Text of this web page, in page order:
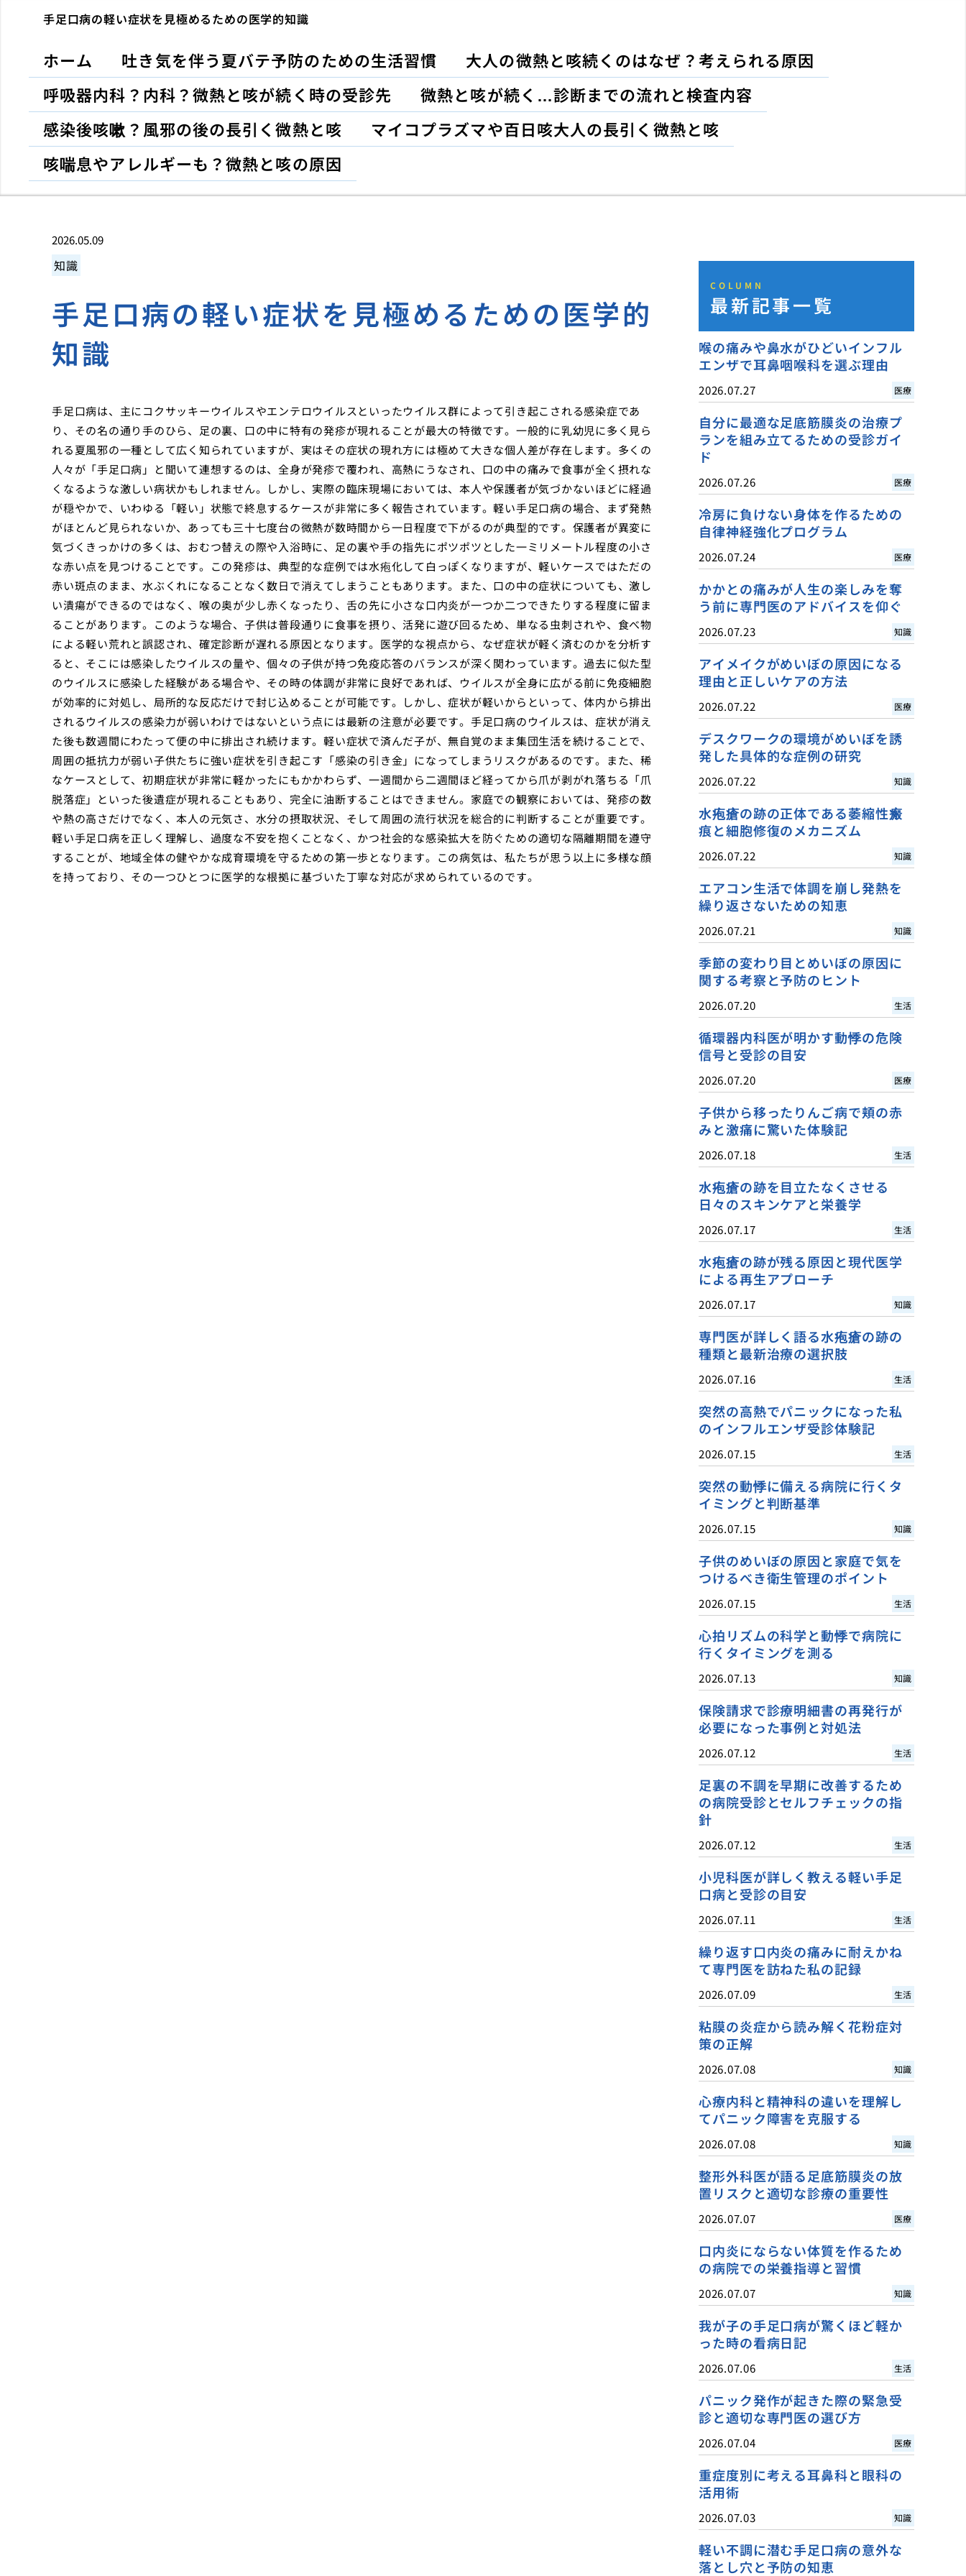
手足口病の軽い症状を見極めるための医学的知識
ホーム 吐き気を伴う夏バテ予防のための生活習慣
大人の微熱と咳続くのはなぜ？考えられる原因
呼吸器内科？内科？微熱と咳が続く時の受診先
微熱と咳が続く…診断までの流れと検査内容
感染後咳嗽？風邪の後の長引く微熱と咳
マイコプラズマや百日咳大人の長引く微熱と咳
咳喘息やアレルギーも？微熱と咳の原因
2026.05.09
知識
手足口病の軽い症状を見極めるための医学的
知識
手足口病は、主にコクサッキーウイルスやエンテロウイルスといったウイルス群によって引き起こされる感染症であ
り、その名の通り手のひら、足の裏、口の中に特有の発疹が現れることが最大の特徴です。一般的に乳幼児に多く見ら
れる夏風邪の一種として広く知られていますが、実はその症状の現れ方には極めて大きな個人差が存在します。多くの
人々が「手足口病」と聞いて連想するのは、全身が発疹で覆われ、高熱にうなされ、口の中の痛みで食事が全く摂れな
くなるような激しい病状かもしれません。しかし、実際の臨床現場においては、本人や保護者が気づかないほどに経過
が穏やかで、いわゆる「軽い」状態で終息するケースが非常に多く報告されています。軽い手足口病の場合、まず発熱
がほとんど見られないか、あっても三十七度台の微熱が数時間から一日程度で下がるのが典型的です。保護者が異変に
気づくきっかけの多くは、おむつ替えの際や入浴時に、足の裏や手の指先にポツポツとした一ミリメートル程度の小さ
な赤い点を見つけることです。この発疹は、典型的な症例では水疱化して白っぽくなりますが、軽いケースではただの
赤い斑点のまま、水ぶくれになることなく数日で消えてしまうこともあります。また、口の中の症状についても、激し
い潰瘍ができるのではなく、喉の奥が少し赤くなったり、舌の先に小さな口内炎が一つか二つできたりする程度に留ま
ることがあります。このような場合、子供は普段通りに食事を摂り、活発に遊び回るため、単なる虫刺されや、食べ物
による軽い荒れと誤認され、確定診断が遅れる原因となります。医学的な視点から、なぜ症状が軽く済むのかを分析す
ると、そこには感染したウイルスの量や、個々の子供が持つ免疫応答のバランスが深く関わっています。過去に似た型
のウイルスに感染した経験がある場合や、その時の体調が非常に良好であれば、ウイルスが全身に広がる前に免疫細胞
が効率的に対処し、局所的な反応だけで封じ込めることが可能です。しかし、症状が軽いからといって、体内から排出
されるウイルスの感染力が弱いわけではないという点には最新の注意が必要です。手足口病のウイルスは、症状が消え
た後も数週間にわたって便の中に排出され続けます。軽い症状で済んだ子が、無自覚のまま集団生活を続けることで、
周囲の抵抗力が弱い子供たちに強い症状を引き起こす「感染の引き金」になってしまうリスクがあるのです。また、稀
なケースとして、初期症状が非常に軽かったにもかかわらず、一週間から二週間ほど経ってから爪が剥がれ落ちる「爪
脱落症」といった後遺症が現れることもあり、完全に油断することはできません。家庭での観察においては、発疹の数
や熱の高さだけでなく、本人の元気さ、水分の摂取状況、そして周囲の流行状況を総合的に判断することが重要です。
軽い手足口病を正しく理解し、過度な不安を抱くことなく、かつ社会的な感染拡大を防ぐための適切な隔離期間を遵守
することが、地域全体の健やかな成育環境を守るための第一歩となります。この病気は、私たちが思う以上に多様な顔
を持っており、その一つひとつに医学的な根拠に基づいた丁寧な対応が求められているのです。
COLUMN
最新記事一覧
喉の痛みや鼻水がひどいインフル
エンザで耳鼻咽喉科を選ぶ理由
2026.07.27 医療
自分に最適な足底筋膜炎の治療プ
ランを組み立てるための受診ガイ
ド
2026.07.26 医療
冷房に負けない身体を作るための
自律神経強化プログラム
2026.07.24 医療
かかとの痛みが人生の楽しみを奪
う前に専門医のアドバイスを仰ぐ
2026.07.23 知識
アイメイクがめいぼの原因になる
理由と正しいケアの方法
2026.07.22 医療
デスクワークの環境がめいぼを誘
発した具体的な症例の研究
2026.07.22 知識
水疱瘡の跡の正体である萎縮性瘢
痕と細胞修復のメカニズム
2026.07.22 知識
エアコン生活で体調を崩し発熱を
繰り返さないための知恵
2026.07.21 知識
季節の変わり目とめいぼの原因に
関する考察と予防のヒント
2026.07.20 生活
循環器内科医が明かす動悸の危険
信号と受診の目安
2026.07.20 医療
子供から移ったりんご病で頬の赤
みと激痛に驚いた体験記
2026.07.18 生活
水疱瘡の跡を目立たなくさせる
日々のスキンケアと栄養学
2026.07.17 生活
水疱瘡の跡が残る原因と現代医学
による再生アプローチ
2026.07.17 知識
専門医が詳しく語る水疱瘡の跡の
種類と最新治療の選択肢
2026.07.16 生活
突然の高熱でパニックになった私
のインフルエンザ受診体験記
2026.07.15 生活
突然の動悸に備える病院に行くタ
イミングと判断基準
2026.07.15 知識
子供のめいぼの原因と家庭で気を
つけるべき衛生管理のポイント
2026.07.15 生活
心拍リズムの科学と動悸で病院に
行くタイミングを測る
2026.07.13 知識
保険請求で診療明細書の再発行が
必要になった事例と対処法
2026.07.12 生活
足裏の不調を早期に改善するため
の病院受診とセルフチェックの指
針
2026.07.12 生活
小児科医が詳しく教える軽い手足
口病と受診の目安
2026.07.11 生活
繰り返す口内炎の痛みに耐えかね
て専門医を訪ねた私の記録
2026.07.09 生活
粘膜の炎症から読み解く花粉症対
策の正解
2026.07.08 知識
心療内科と精神科の違いを理解し
てパニック障害を克服する
2026.07.08 知識
整形外科医が語る足底筋膜炎の放
置リスクと適切な診療の重要性
2026.07.07 医療
口内炎にならない体質を作るため
の病院での栄養指導と習慣
2026.07.07 知識
我が子の手足口病が驚くほど軽か
った時の看病日記
2026.07.06 生活
パニック発作が起きた際の緊急受
診と適切な専門医の選び方
2026.07.04 医療
重症度別に考える耳鼻科と眼科の
活用術
2026.07.03 知識
軽い不調に潜む手足口病の意外な
落とし穴と予防の知恵